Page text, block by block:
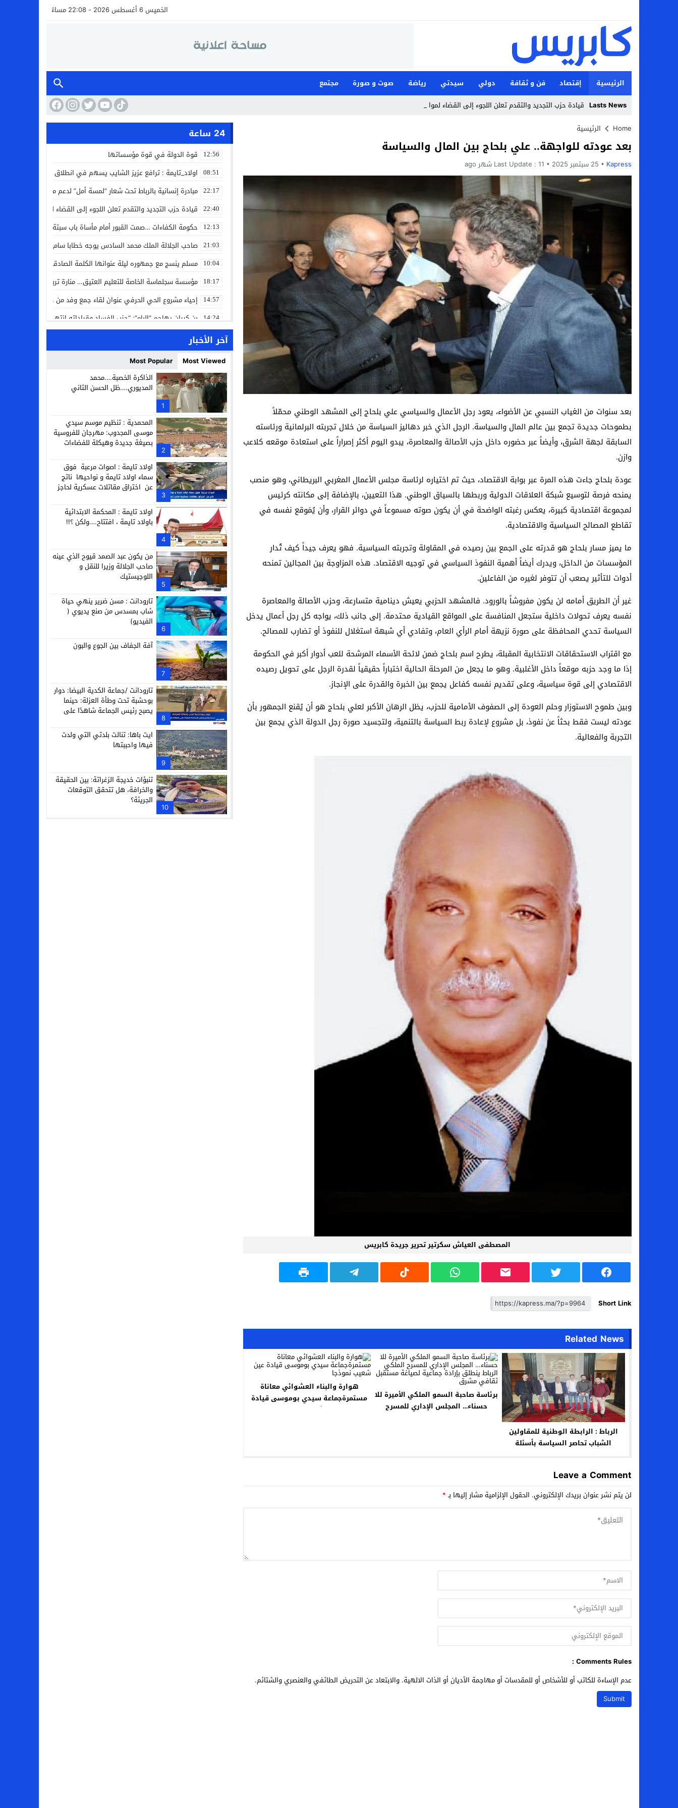
الخميس 6 أغسطس 2026 - 22:08 مساءً
الرئيسية إقتصاد فن و ثقافة دولي سيدتي رياضة صوت و صورة
مجتمع
Lasts News قيادة حزب التجديد والتقدم تعلن اللجوء إلى القضاء لمواجهة ما وصفت_
Stop
Previous
Next
Home الرئيسية
بعد عودته للواجهة.. علي بلحاج بين المال والسياسة
Kapress 25 سبتمبر 2025 Last Update : 11 شهر ago
بعد سنوات من الغياب النسبي عن الأضواء، يعود رجل الأعمال والسياسي علي بلحاج إلى المشهد الوطني محمّلاً
بطموحات جديدة تجمع بين عالم المال والسياسة. الرجل الذي خبر دهاليز السياسة من خلال تجربته البرلمانية ورئاسته
السابقة لجهة الشرق، وأيضاً عبر حضوره داخل حزب الأصالة والمعاصرة، يبدو اليوم أكثر إصراراً على استعادة موقعه كلاعب
وازن.
عودة بلحاج جاءت هذه المرة عبر بوابة الاقتصاد، حيث تم اختياره لرئاسة مجلس الأعمال المغربي البريطاني، وهو منصب
يمنحه فرصة لتوسيع شبكة العلاقات الدولية وربطها بالسياق الوطني. هذا التعيين، بالإضافة إلى مكانته كرئيس
لمجموعة اقتصادية كبيرة، يعكس رغبته الواضحة في أن يكون صوته مسموعاً في دوائر القرار، وأن يُمَوقع نفسه في
تقاطع المصالح السياسية والاقتصادية.
ما يميز مسار بلحاج هو قدرته على الجمع بين رصيده في المقاولة وتجربته السياسية. فهو يعرف جيداً كيف تُدار
المؤسسات من الداخل، ويدرك أيضاً أهمية النفوذ السياسي في توجيه الاقتصاد. هذه المزاوجة بين المجالين تمنحه
أدوات للتأثير يصعب أن تتوفر لغيره من الفاعلين.
غير أن الطريق أمامه لن يكون مفروشاً بالورود. فالمشهد الحزبي يعيش دينامية متسارعة، وحزب الأصالة والمعاصرة
نفسه يعرف تحولات داخلية ستجعل المنافسة على المواقع القيادية محتدمة. إلى جانب ذلك، يواجه كل رجل أعمال يدخل
السياسة تحدي المحافظة على صورة نزيهة أمام الرأي العام، وتفادي أي شبهة استغلال للنفوذ أو تضارب للمصالح.
مع اقتراب الاستحقاقات الانتخابية المقبلة، يطرح اسم بلحاج ضمن لائحة الأسماء المرشحة للعب أدوار أكبر في الحكومة
إذا ما وجد حزبه موقعاً داخل الأغلبية. وهو ما يجعل من المرحلة الحالية اختباراً حقيقياً لقدرة الرجل على تحويل رصيده
الاقتصادي إلى قوة سياسية، وعلى تقديم نفسه كفاعل يجمع بين الخبرة والقدرة على الإنجاز.
وبين طموح الاستوزار وحلم العودة إلى الصفوف الأمامية للحزب، يظل الرهان الأكبر لعلي بلحاج هو أن يُقنع الجمهور بأن
عودته ليست فقط بحثاً عن نفوذ، بل مشروع لإعادة ربط السياسة بالتنمية، ولتجسيد صورة رجل الدولة الذي يجمع بين
التجربة والفعالية.
المصطفى العياش سكرتير تحرير جريدة كابريس
Short Link
Related News
الرباط : الرابطة الوطنية للمقاولين
الشباب تحاصر السياسة بأسئلة
برئاسة صاحبة السمو الملكي الأميرة للا
حسناء… المجلس الإداري للمسرح
هوارة والبناء العشوائي معاناة
مستمرةجماعة سيدي بوموسى قيادة
عين شعيب نموذجا
Leave a Comment
لن يتم نشر عنوان بريدك الإلكتروني. الحقول الإلزامية مشار إليها بـ*
Comments Rules :
عدم الإساءة للكاتب أو للأشخاص أو للمقدسات أو مهاجمة الأديان أو الذات الالهية. والابتعاد عن التحريض الطائفي والعنصري والشتائم.
24 ساعة
12:56 قوة الدولة في قوة مؤسساتها
08:51 اولاد_تايمة : ترافع عزيز الشايب يسهم في انطلاق مشروع مائي
22:17 مبادرة إنسانية بالرباط تحت شعار “لمسة أمل” لدعم مرضى السرطان
22:40 قيادة حزب التجديد والتقدم تعلن اللجوء إلى القضاء لمواجهة ما
12:13 حكومة الكفاءات …صمت القبور أمام مأساة باب سبتة
21:03 صاحب الجلالة الملك محمد السادس يوجه خطابا ساميا إلى الأمة
10:04 مسلم ينسج مع جمهوره ليلة عنوانها الكلمة الصادقة في مهرجان
18:17 مؤسسة سجلماسة الخاصة للتعليم العتيق… منارة تربوية تجمع بين
14:57 إحياء مشروع الحي الحرفي عنوان لقاء جمع وفد من جمعية التضامن
14:24 بن كيران يهاجم “البام”: “حزب الفساد وقياداته انتهى ببعضها في
11:33 كمال محرر يقود استئنافية تارودانت: مسار قضائي راسخ ورؤية
حبشان وكيلاً عاماً بتارودانت: ترقية جديدة في الحركة القضائية
21:28 حزب الديمقراطيين الجدد يؤسس منظمتي شباب ونساء الصحراء بالعيون
13:37 عطش أولاد تايمة وسياسة “الحبة والقبة”: هل أصبح الماء إنجازاً بطولياً؟
12:25 انطلاق فعاليات الدورة 12 لمعرض المنتوجات المحلية بأكادير SIPTA (فيديو)
آخر الأخبار
Most Viewed
Most Popular
1
الذاكرة الخصبة….محمد
المديوري….ظل الحسن الثاني
2
المحمدية : تنظيم موسم سيدي
موسى المجدوب: مهرجان للفروسية
بصيغة جديدة وهيكلة للفضاءات
3
اولاد تايمة : اصوات مرعبة فوق
سماء اولاد تايمة و نواحيها ناتج
عن اختراق مقاتلات عسكرية لحاجز
4
اولاد تايمة : المحكمة الابتدائية
باولاد تايمة ، افتتاح….ولكن ؟!!
5
من يكون عبد الصمد قيوح الذي عينه
صاحب الجلالة وزيرا للنقل و
اللوجيستيك
6
تارودانت : مسن ضرير ينهي حياة
شاب بمسدس من صنع يديوي (
الفيديو)
7
آفة الجفاف بين الجوع والبون
8
تارودانت /جماعة الكدية البيضا: دوار
بوحشبة تحت وطأة العزلة: حينما
يصبح رئيس الجماعة شاهدًا على
9
ايت باها: تنالت بلدتي التي ولدت
فيها واحببتها
10
تنبؤات خديجة الزغراتة: بين الحقيقة
والخرافة، هل تتحقق التوقعات
الجريئة؟